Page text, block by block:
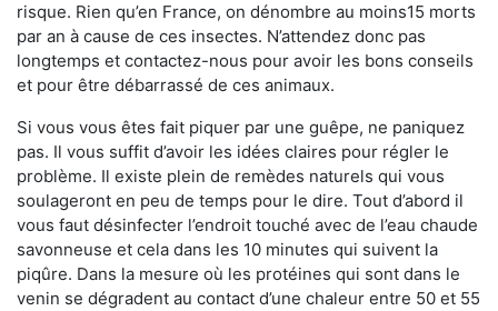
risque. Rien qu’en France, on dénombre au moins15 morts
par an à cause de ces insectes. N’attendez donc pas
longtemps et contactez-nous pour avoir les bons conseils
et pour être débarrassé de ces animaux.
Si vous vous êtes fait piquer par une guêpe, ne paniquez
pas. Il vous suffit d’avoir les idées claires pour régler le
problème. Il existe plein de remèdes naturels qui vous
soulageront en peu de temps pour le dire. Tout d’abord il
vous faut désinfecter l’endroit touché avec de l’eau chaude
savonneuse et cela dans les 10 minutes qui suivent la
piqûre. Dans la mesure où les protéines qui sont dans le
venin se dégradent au contact d’une chaleur entre 50 et 55